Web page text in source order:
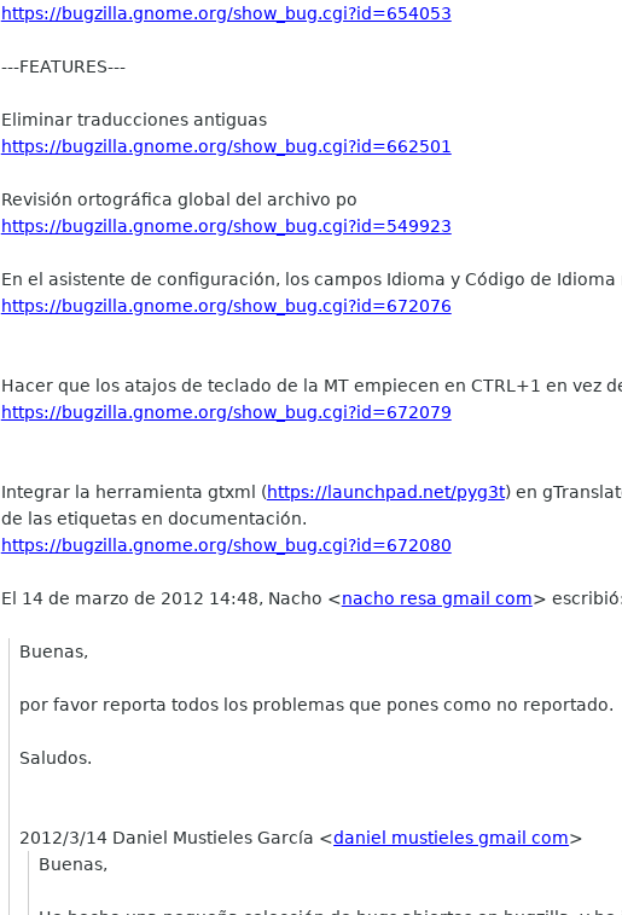
https://bugzilla.gnome.org/show_bug.cgi?id=654053
---FEATURES---
Eliminar traducciones antiguas
https://bugzilla.gnome.org/show_bug.cgi?id=662501
Revisión ortográfica global del archivo po
https://bugzilla.gnome.org/show_bug.cgi?id=549923
En el asistente de configuración, los campos Idioma y Código de
https://bugzilla.gnome.org/show_bug.cgi?id=672076
Hacer que los atajos de teclado de la MT empiecen en CTRL+1 en vez
https://bugzilla.gnome.org/show_bug.cgi?id=672079
Integrar la herramienta gtxml (https://launchpad.net/pyg3t) en
de las etiquetas en documentación.
https://bugzilla.gnome.org/show_bug.cgi?id=672080
El 14 de marzo de 2012 14:48, Nacho <nacho resa gmail com> escribió:
Buenas,
por favor reporta todos los problemas que pones como no reportado.
Saludos.
2012/3/14 Daniel Mustieles García <daniel mustieles gmail com>
Buenas,